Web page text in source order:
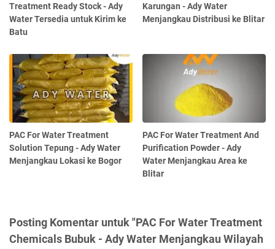
Treatment Ready Stock - Ady
Water Tersedia untuk Kirim ke
Batu
Karungan - Ady Water
Menjangkau Distribusi ke Blitar
PAC For Water Treatment
Solution Tepung - Ady Water
Menjangkau Lokasi ke Bogor
PAC For Water Treatment And
Purification Powder - Ady
Water Menjangkau Area ke
Blitar
Posting Komentar untuk "PAC For Water Treatment
Chemicals Bubuk - Ady Water Menjangkau Wilayah